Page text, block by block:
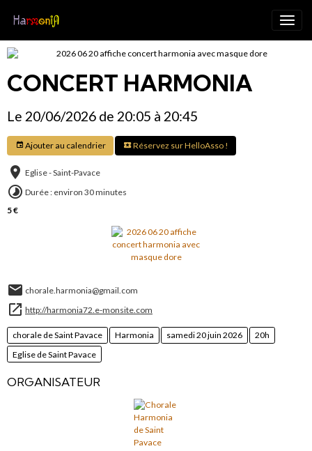
CONCERT HARMONIA
Le 20/06/2026 de 20:05 à 20:45
Ajouter au calendrier Réservez sur HelloAsso !
Eglise - Saint-Pavace
Durée : environ 30 minutes
5 €
chorale.harmonia@gmail.com
http://harmonia72.e-monsite.com
chorale de Saint Pavace Harmonia samedi 20 juin 2026
20h
Eglise de Saint Pavace
ORGANISATEUR